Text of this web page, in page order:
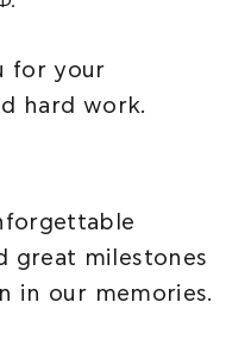
for your
hard work.
great milestones
in our memories.